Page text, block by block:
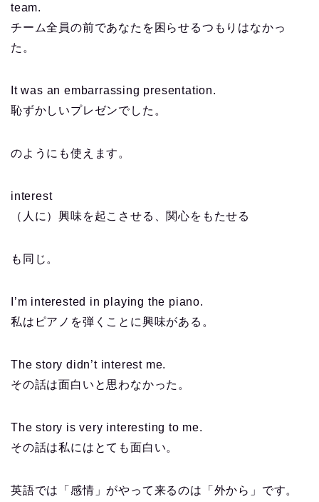
team.
チーム全員の前であなたを困らせるつもりはなかっ
た。
It was an embarrassing presentation.
恥ずかしいプレゼンでした。
のようにも使えます。
interest
（人に）興味を起こさせる、関心をもたせる
も同じ。
I’m interested in playing the piano.
私はピアノを弾くことに興味がある。
The story didn’t interest me.
その話は面白いと思わなかった。
The story is very interesting to me.
その話は私にはとても面白い。
英語では「感情」がやって来るのは「外から」です。